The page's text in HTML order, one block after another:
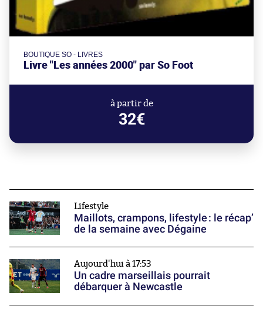
BOUTIQUE SO - LIVRES
Livre "Les années 2000" par So Foot
à partir de
32€
Lifestyle
Maillots, crampons, lifestyle : le récap’
de la semaine avec Dégaine
Aujourd'hui à 17:53
Un cadre marseillais pourrait
débarquer à Newcastle